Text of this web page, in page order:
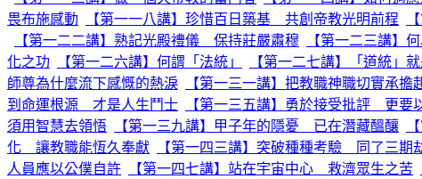
畏布施感動
【第一一八講】珍惜百日築基 共創帝教光明前程
【第一二二講】熟記光殿禮儀 保持莊嚴肅穆
【第一二三講】
化之功
【第一二六講】何謂「法統」 【第一二七講】「道統」
師尊為什麼流下感慨的熱淚
【第一三一講】把教職神職切實承擔
到命運根源 才是人生鬥士
【第一三五講】勇於接受批評 更要
須用智慧去領悟
【第一三九講】甲子年的隱憂 已在潛藏醞釀
化 讓教職能恆久奉獻
【第一四三講】突破種種考驗 同了三期
人員應以公僕自許
【第一四七講】站在宇宙中心 救濟眾生之苦